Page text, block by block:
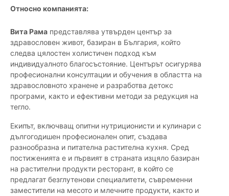
Относно компанията:
Вита Рама представлява утвърден център за
здравословен живот, базиран в България, който
следва цялостен холистичен подход към
индивидуалното благосъстояние. Центърът осигурява
професионални консултации и обучения в областта на
здравословното хранене и разработва детокс
програми, както и ефективни методи за редукция на
тегло.
Екипът, включващ опитни нутриционисти и кулинари с
дългогодишен професионален опит, създава
разнообразна и питателна растителна кухня. Сред
постиженията е и първият в страната изцяло базиран
на растителни продукти ресторант, в който се
предлагат безглутенови специалитети, съвременни
заместители на месото и млечните продукти, както и